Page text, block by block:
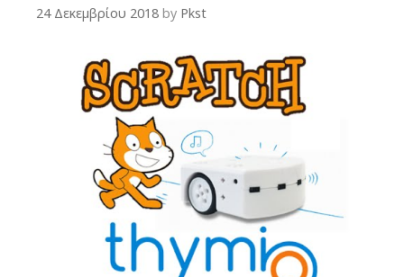
24 Δεκεμβρίου 2018 by Pkst